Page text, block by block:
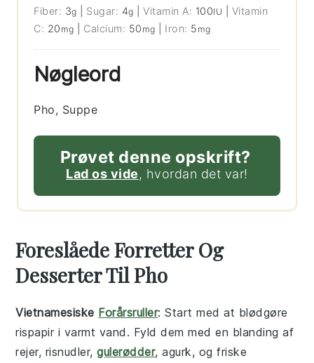
Fiber: 3g Sugar: 4g |Vitamin A: 100IU
Vitamin
C: 20 mg Calcium: 50 mg Iron: 5 mg
Nøgleord
Pho, Suppe
Prøvet denne opskrift?
Lad os vide, hvordan det var!
Foreslåede Forretter Og
Desserter Til Pho
Vietnamesiske Forårsruller: Start med at blødgøre
rispapir i varmt vand. Fyld dem med en blanding af
rejer, risnudler,gulerødder,agurk, ogfriske